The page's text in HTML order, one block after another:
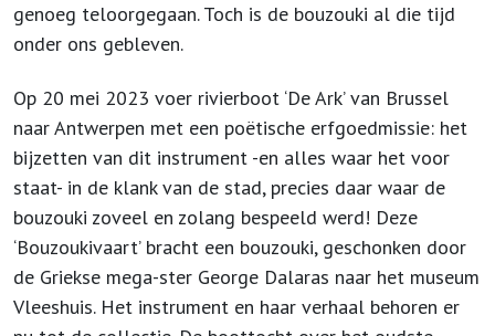
genoeg teloorgegaan. Toch is de bouzouki al die tijd
onder ons gebleven.
Op 20 mei 2023 voer rivierboot ‘De Ark’ van Brussel
naar Antwerpen met een poëtische erfgoedmissie: het
bijzetten van dit instrument -en alles waar het voor
staat- in de klank van de stad, precies daar waar de
bouzouki zoveel en zolang bespeeld werd! Deze
‘Bouzoukivaart’ bracht een bouzouki, geschonken door
de Griekse mega-ster George Dalaras naar het museum
Vleeshuis. Het instrument en haar verhaal behoren er